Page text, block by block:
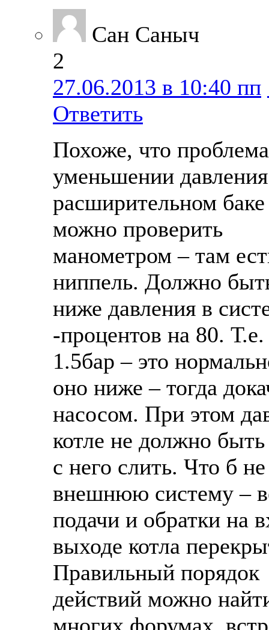
Сан Саныч
2
27.06.2013 в 10:40 пп
Ответить
Похоже, что
уменьшении
расширительном
можно проверить
манометром – там
ниппель. Должно
ниже давления в
-процентов на 80.
1.5бар – это
оно ниже – тогда
насосом. При этом
котле не должно
с него слить. Что б не
внешнюю систему –
подачи и обратки на
выходе котла
Правильный порядок
действий можно